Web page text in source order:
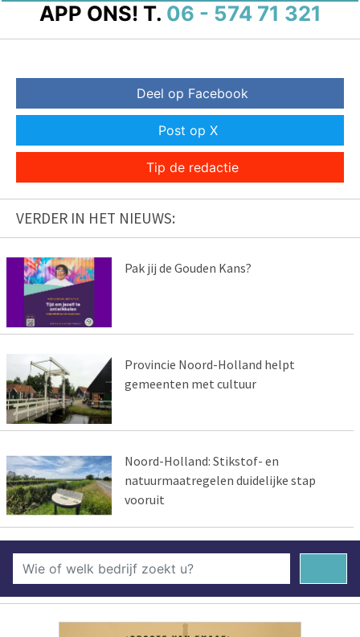
APP ONS! T. 06 - 574 71 321
Deel op Facebook
Post op X
Tip de redactie
VERDER IN HET NIEUWS:
Pak jij de Gouden Kans?
Provincie Noord-Holland helpt
gemeenten met cultuur
Noord-Holland: Stikstof- en
natuurmaatregelen duidelijke stap
vooruit